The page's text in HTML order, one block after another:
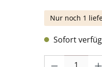
Nur noch 1
Sofort
Produkt